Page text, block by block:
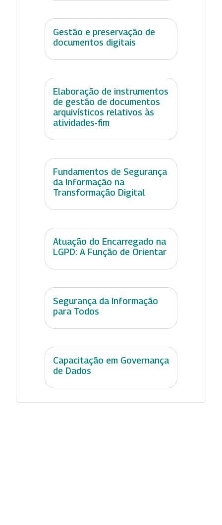
Gestão e preservação de
documentos digitais
Elaboração de instrumentos
de gestão de documentos
arquivísticos relativos às
atividades-fim
Fundamentos de Segurança
da Informação na
Transformação Digital
Atuação do Encarregado na
LGPD: A Função de Orientar
Segurança da Informação
para Todos
Capacitação em Governança
de Dados